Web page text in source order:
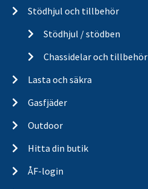
Stödhjul och tillbehör
Stödhjul / stödben
Chassidelar och tillbehör
Lasta och säkra
Gasfjäder
Outdoor
Hitta din butik
ÅF-login